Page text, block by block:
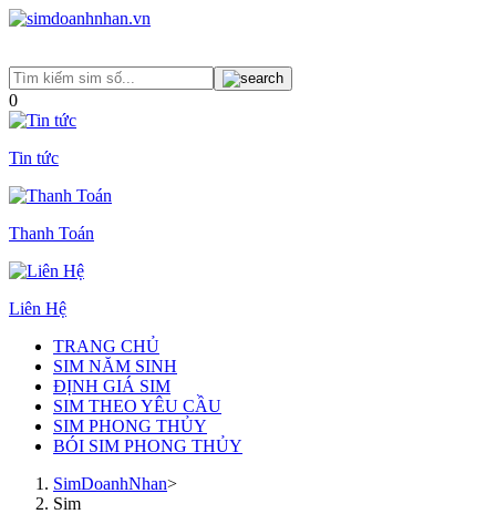
0
Tin tức
Thanh Toán
Liên Hệ
TRANG CHỦ
SIM NĂM SINH
ĐỊNH GIÁ SIM
SIM THEO YÊU CẦU
SIM PHONG THỦY
BÓI SIM PHONG THỦY
SimDoanhNhan>
Sim